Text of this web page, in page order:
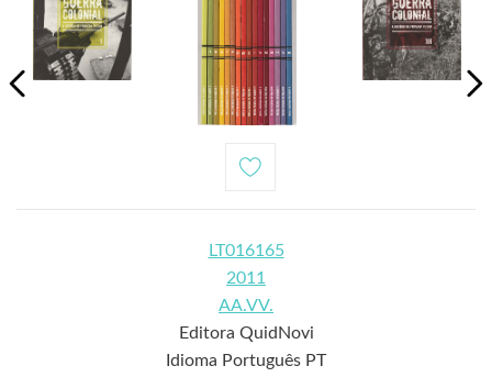
LT016165
2011
AA.VV.
Editora QuidNovi
Idioma Português PT